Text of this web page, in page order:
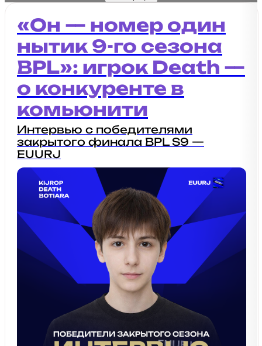
«Он — номер один
нытик 9-го сезона
BPL»: игрок Death —
о конкуренте в
комьюнити
Интервью с победителями
закрытого финала BPL S9 —
EUURJ